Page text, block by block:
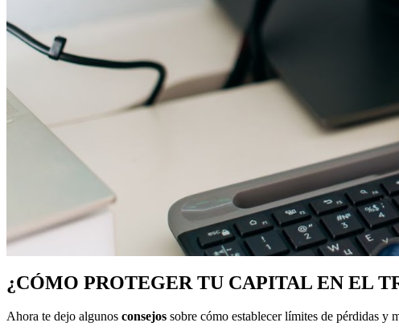
¿CÓMO PROTEGER TU CAPITAL EN EL
Ahora te dejo algunos consejos sobre cómo establecer límites de pérdidas y